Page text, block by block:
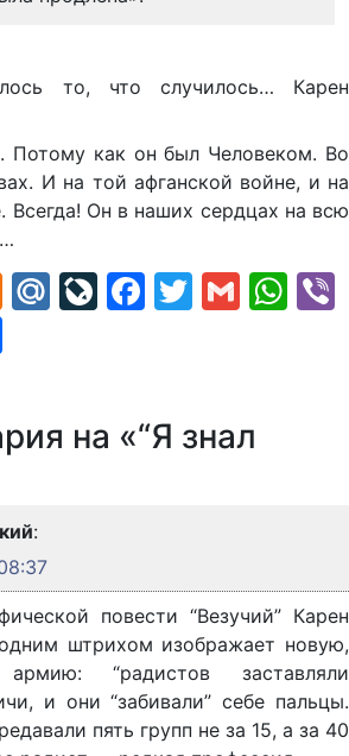
то, что случилось… Карен
как он был Человеком. Во
И на той афганской войне, и на
Он в наших сердцах на всю
Odnoklassniki
Mail.Ru
LiveJournal
Facebook
Twitter
Gmail
на «“Я знал
:
повести “Везучий” Карен
штрихом изображает новую,
“радистов заставляли
и они “забивали” себе пальцы.
пять групп не за 15, а за 40